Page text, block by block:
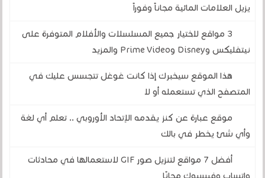
يزيل العلامات المائية مجاناً وفوراً
3 مواقع لاختيار جميع المسلسلات والأفلام المتوفرة على
نيتفليكس وDisney وPrime Video والمزيد
هذا الموقع سيخبرك إذا كانت غوغل تتجسس عليك في
المتصفح الذي تستعمله أو لا
موقع عبارة عن كنز يقدمه الإتحاد الأوروبي .. تعلم أي لغة
وأي شئ يخطر في بالك
أفضل 7 مواقع لتنزيل صور GIF لاستعمالها في محادثات
واتساب وفيسبوك مجانًا